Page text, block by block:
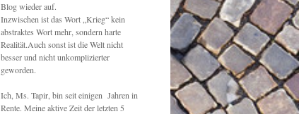
Blog wieder auf.
Inzwischen ist das Wort „Krieg“ kein
abstraktes Wort mehr, sondern harte
Realität.Auch sonst ist die Welt nicht
besser und nicht unkomplizierter
geworden.
Ich, Ms. Tapir, bin seit einigen Jahren in
Rente. Meine aktive Zeit der letzten 5